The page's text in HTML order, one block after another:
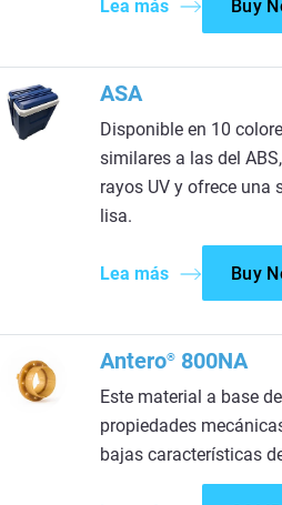
Lea más Buy
ASA
Disponible en 10
similares a las del
rayos UV y ofrece una
lisa.
Lea más Buy
Antero® 800NA
Este material a base
propiedades
bajas características